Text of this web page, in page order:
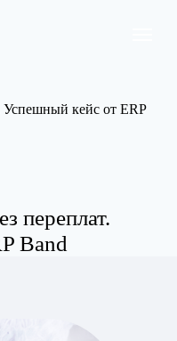
Успешный кейс от ERP
переплат.
Band